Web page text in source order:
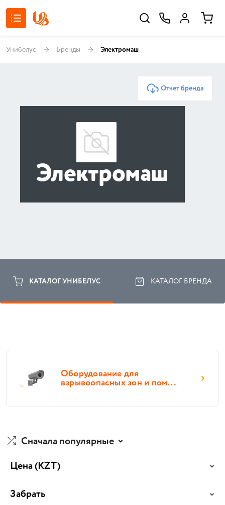
Унибелус Бренды Электромаш
Отчет бренда
Электромаш
КАТАЛОГ УНИБЕЛУС КАТАЛОГ БРЕНДА
Оборудование для
взрывоопасных зон и пом...
Сначала популярные
Цена(KZT)
Забрать